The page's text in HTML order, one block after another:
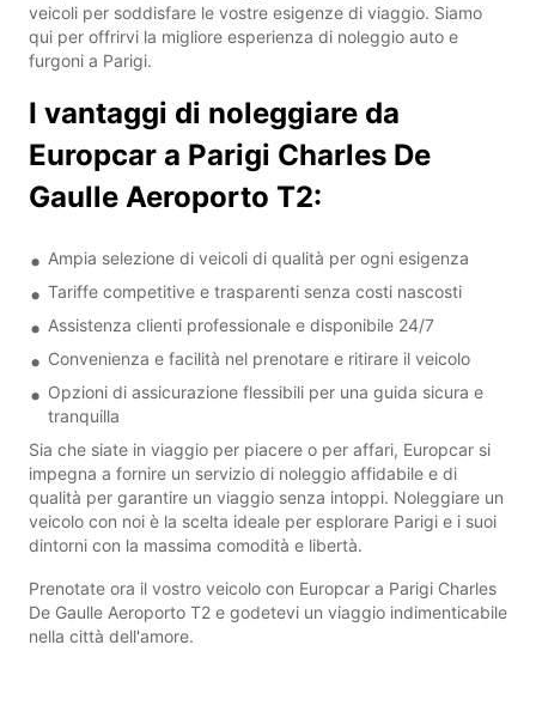
veicoli per soddisfare le vostre esigenze di viaggio. Siamo
qui per offrirvi la migliore esperienza di noleggio auto e
furgoni a Parigi.
I vantaggi di noleggiare da
Europcar a Parigi Charles De
Gaulle Aeroporto T2:
Ampia selezione di veicoli di qualità per ogni esigenza
Tariffe competitive e trasparenti senza costi nascosti
Assistenza clienti professionale e disponibile 24/7
Convenienza e facilità nel prenotare e ritirare il veicolo
Opzioni di assicurazione flessibili per una guida sicura e
tranquilla
Sia che siate in viaggio per piacere o per affari, Europcar si
impegna a fornire un servizio di noleggio affidabile e di
qualità per garantire un viaggio senza intoppi. Noleggiare un
veicolo con noi è la scelta ideale per esplorare Parigi e i suoi
dintorni con la massima comodità e libertà.
Prenotate ora il vostro veicolo con Europcar a Parigi Charles
De Gaulle Aeroporto T2 e godetevi un viaggio indimenticabile
nella città dell'amore.